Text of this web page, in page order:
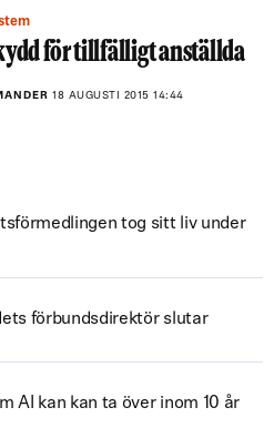
för tillfälligt anställda
18 AUGUSTI 2015 14:44
tog sitt liv under
förbundsdirektör slutar
AI kan kan ta över inom 10 år